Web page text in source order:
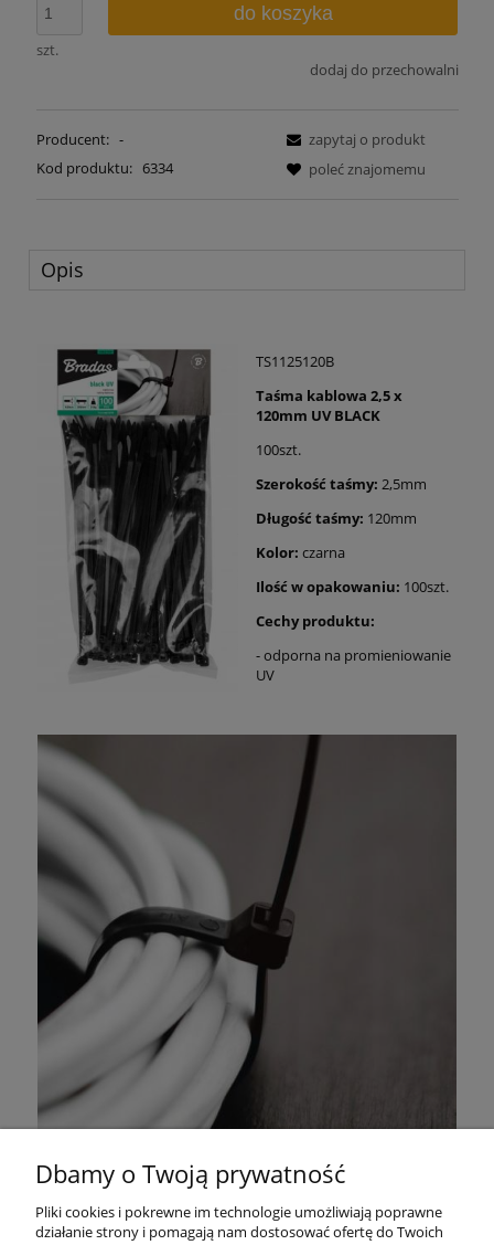
szt.
do koszyka
dodaj do przechowalni
Producent: -
Kod produktu: 6334
zapytaj o produkt
poleć znajomemu
Opis
TS1125120B
Taśma kablowa 2,5 x
120mm UV BLACK
100szt.
Szerokość taśmy: 2,5mm
Długość taśmy: 120mm
Kolor: czarna
Ilość w opakowaniu: 100szt.
Cechy produktu:
- odporna na promieniowanie
UV
Dbamy o Twoją prywatność
Pliki cookies i pokrewne im technologie umożliwiają poprawne
działanie strony i pomagają nam dostosować ofertę do Twoich